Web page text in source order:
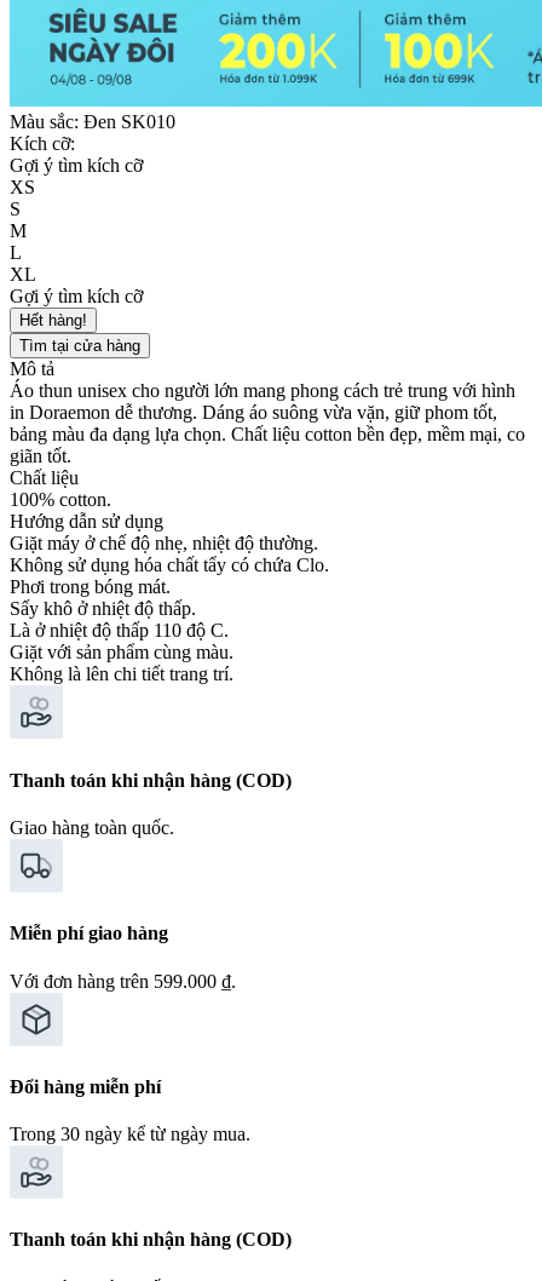
Màu sắc: Đen SK010
Kích cỡ:
Gợi ý tìm kích cỡ
XS
S
M
L
XL
Gợi ý tìm kích cỡ
Hết hàng!
Tìm tại cửa hàng
Mô tả
Áo thun unisex cho người lớn mang phong cách trẻ trung với hình
in Doraemon dễ thương. Dáng áo suông vừa vặn, giữ phom tốt,
bảng màu đa dạng lựa chọn. Chất liệu cotton bền đẹp, mềm mại, co
giãn tốt.
Chất liệu
100% cotton.
Hướng dẫn sử dụng
Giặt máy ở chế độ nhẹ, nhiệt độ thường.
Không sử dụng hóa chất tẩy có chứa Clo.
Phơi trong bóng mát.
Sấy khô ở nhiệt độ thấp.
Là ở nhiệt độ thấp 110 độ C.
Giặt với sản phẩm cùng màu.
Không là lên chi tiết trang trí.
Thanh toán khi nhận hàng (COD)
Giao hàng toàn quốc.
Miễn phí giao hàng
Với đơn hàng trên 599.000 ₫.
Đổi hàng miễn phí
Trong 30 ngày kể từ ngày mua.
Thanh toán khi nhận hàng (COD)